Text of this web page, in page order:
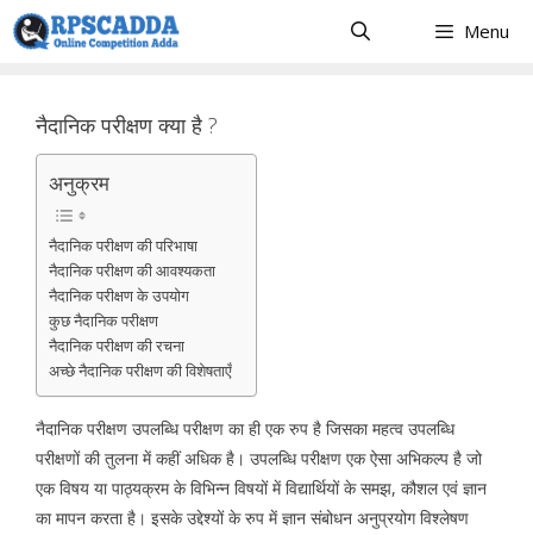
Skip
to
Menu
नैदानिक परीक्षण क्या है ?
अनुक्रम
नैदानिक परीक्षण की परिभाषा
नैदानिक परीक्षण की आवश्यकता
नैदानिक परीक्षण के उपयोग
कुछ नैदानिक परीक्षण
नैदानिक परीक्षण की रचना
अच्छे नैदानिक परीक्षण की विशेषताएँ
नैदानिक परीक्षण उपलब्धि परीक्षण का ही एक रुप है जिसका महत्व उपलब्धि
परीक्षणों की तुलना में कहीं अधिक है। उपलब्धि परीक्षण एक ऐसा अभिकल्प है जो
एक विषय या पाठ्यक्रम के विभिन्न विषयों में विद्यार्थियों के समझ, कौशल एवं ज्ञान
का मापन करता है। इसके उद्देश्यों के रुप में ज्ञान संबोधन अनुप्रयोग विश्लेषण